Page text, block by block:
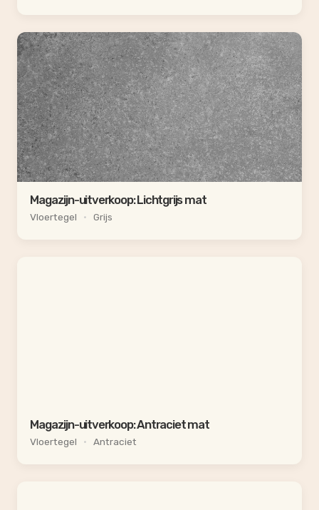
Magazijn-uitverkoop: Lichtgrijs mat
Vloertegel • Grijs
Magazijn-uitverkoop: Antraciet mat
Vloertegel • Antraciet